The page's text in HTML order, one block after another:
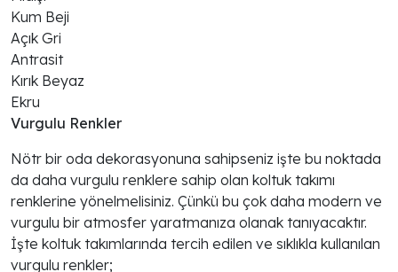
Kum Beji
Açık Gri
Antrasit
Kırık Beyaz
Ekru
Vurgulu Renkler
Nötr bir oda dekorasyonuna sahipseniz işte bu noktada
da daha vurgulu renklere sahip olan koltuk takımı
renklerine yönelmelisiniz. Çünkü bu çok daha modern ve
vurgulu bir atmosfer yaratmanıza olanak tanıyacaktır.
İşte koltuk takımlarında tercih edilen ve sıklıkla kullanılan
vurgulu renkler;